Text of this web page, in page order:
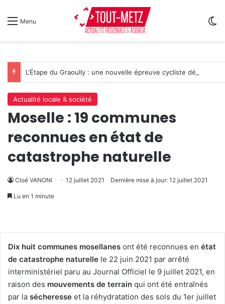
Menu
Actualité locale & société
Moselle : 19 communes
reconnues en état de
catastrophe naturelle
Cloé VANONI 12 juillet 2021 Dernière mise à jour: 12 juillet 2021
Lu en 1 minute
Dix huit communes mosellanes ont été reconnues en état
de catastrophe naturelle le 22 juin 2021 par arrêté
interministériel paru au Journal Officiel le 9 juillet 2021, en
raison des mouvements de terrain qui ont été entraînés
par la sécheresse et la réhydratation des sols du 1er juillet